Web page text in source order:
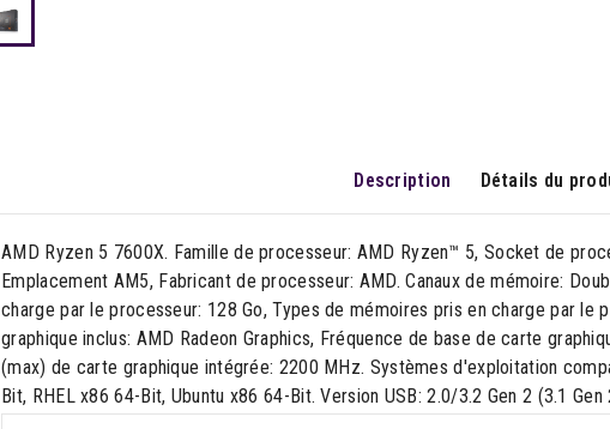
Description Détails du
AMD Ryzen 5 7600X. Famille de processeur: AMD Ryzen™ 5, Socket de
Emplacement AM5, Fabricant de processeur: AMD. Canaux de mémoire:
charge par le processeur: 128 Go, Types de mémoires pris en charge par le
graphique inclus: AMD Radeon Graphics, Fréquence de base de carte
(max) de carte graphique intégrée: 2200 MHz. Systèmes d'exploitation
Bit, RHEL x86 64-Bit, Ubuntu x86 64-Bit. Version USB: 2.0/3.2 Gen 2 (3.1 Gen